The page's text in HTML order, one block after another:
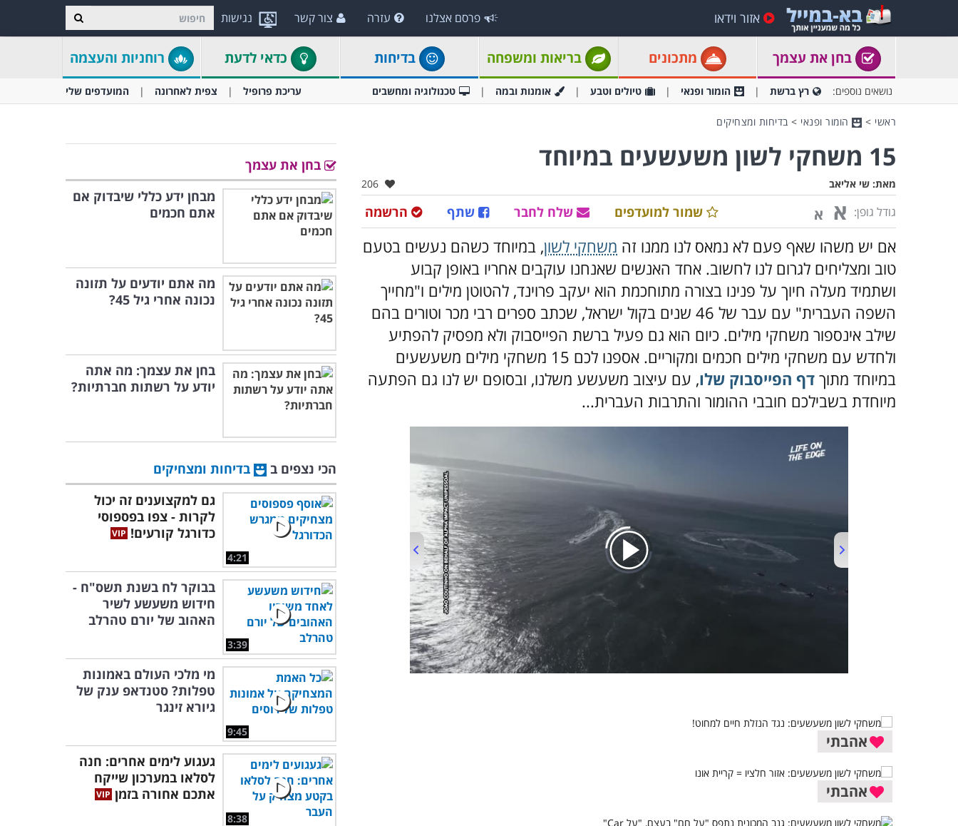
נגישות אזור וידאו פרסם אצלנו עזרה צור קשר
בחן את עצמך מתכונים בריאות ומשפחה בדיחות כדאי לדעת רוחניות והעצמה
נושאים נוספים: רץ ברשת הומור ופנאי טיולים וטבע אומנות ובמה טכנולוגיה ומחשבים עריכת פרופיל צפית לאחרונה המועדפים שלי
ראשי > הומור ופנאי > בדיחות ומצחיקים
15 משחקי לשון משעשעים במיוחד
מאת: שי אליאב אהבו:
206
גודל גופן: א א הרשמה שתף שלח לחבר שמור למועדפים
אם יש משהו שאף פעם לא נמאס לנו ממנו זה משחקי לשון, במיוחד כשהם נעשים בטעם
טוב ומצליחים לגרום לנו לחשוב. אחד האנשים שאנחנו עוקבים אחריו באופן קבוע
ושתמיד מעלה חיוך על פנינו בצורה מתוחכמת הוא יעקב פרוינד, להטוטן מילים ו"מחייך
השפה העברית" עם עבר של 46 שנים בקול ישראל, שכתב ספרים רבי מכר וטורים בהם
שילב אינספור משחקי מילים. כיום הוא גם פעיל ברשת הפייסבוק ולא מפסיק להפתיע
ולחדש עם משחקי מילים חכמים ומקוריים. אספנו לכם 15 משחקי מילים משעשעים
במיוחד מתוךדף הפייסבוק שלו, עם עיצוב משעשע משלנו, ובסופם יש לנו גם הפתעה
מיוחדת בשבילכם חובבי ההומור והתרבות העברית...
00:00/01:37
אהבתי
אהבתי
בחן את עצמך
מבחן ידע כללי שיבדוק אם
אתם חכמים
מה אתם יודעים על תזונה
נכונה אחרי גיל 45?
בחן את עצמך: מה אתה
יודע על רשתות חברתיות?
הכי נצפים ב בדיחות ומצחיקים
4:21
גם למקצוענים זה יכול
לקרות - צפו בפספוסי
כדורגל קורעים!
3:39
בבוקר לח בשנת תשס"ח -
חידוש משעשע לשיר
האהוב של יורם טהרלב
9:45
מי מלכי העולם באמונות
טפלות? סטנדאפ ענק של
גיורא זינגר
8:38
געגוע לימים אחרים: חנה
לסלאו במערכון שייקח
אתכם אחורה בזמן